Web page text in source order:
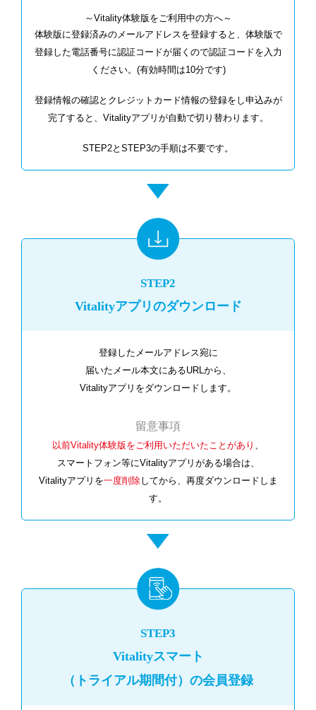
～Vitality体験版をご利用中の方へ～
体験版に登録済みのメールアドレスを登録すると、体験版で
登録した電話番号に認証コードが届くので認証コードを入力
ください。(有効時間は10分です)
登録情報の確認とクレジットカード情報の登録をし申込みが
完了すると、Vitalityアプリが自動で切り替わります。
STEP2とSTEP3の手順は不要です。
STEP2
Vitalityアプリのダウンロード
登録したメールアドレス宛に
届いたメール本文にあるURLから、
Vitalityアプリをダウンロードします。
留意事項
以前Vitality体験版をご利用いただいたことがあり 、
スマートフォン等にVitalityアプリがある場合は、
Vitalityアプリを⼀度削除してから、再度ダウンロードしま
す。
STEP3
Vitalityスマート
（トライアル期間付）の会員登録